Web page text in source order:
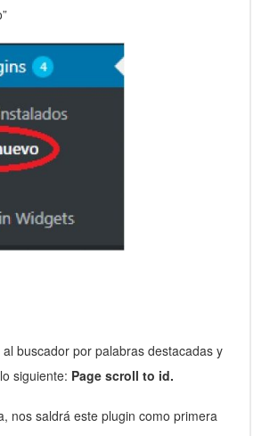
buscador por palabras destacadas y
siguiente: Page scroll to id.
nos saldrá este plugin como primera